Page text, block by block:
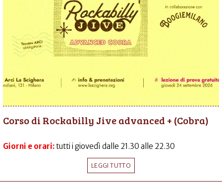
Corso di Rockabilly Jive advanced + (Cobra)
Giorni e orari:tutti i giovedì dalle 21.30 alle 22.30
LEGGI TUTTO